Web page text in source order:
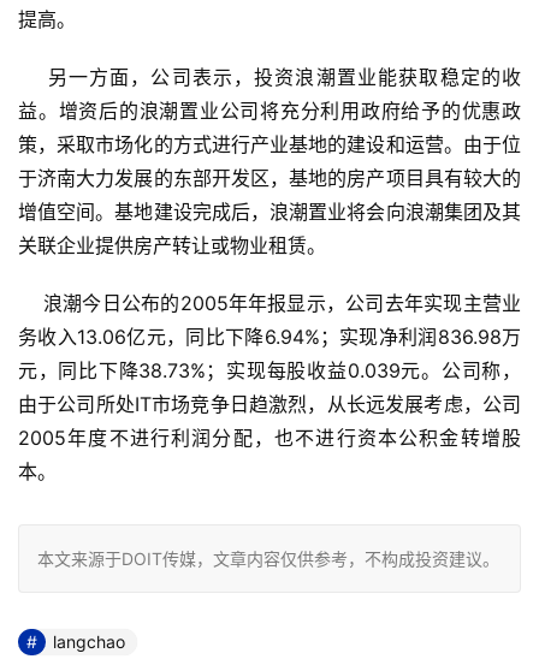
提高。
另一方面，公司表示，投资浪潮置业能获取稳定的收
益。增资后的浪潮置业公司将充分利用政府给予的优惠政
策，采取市场化的方式进行产业基地的建设和运营。由于位
于济南大力发展的东部开发区，基地的房产项目具有较大的
增值空间。基地建设完成后，浪潮置业将会向浪潮集团及其
关联企业提供房产转让或物业租赁。
浪潮今日公布的2005年年报显示，公司去年实现主营业
务收入13.06亿元，同比下降6.94%；实现净利润836.98万
元，同比下降38.73%；实现每股收益0.039元。公司称，
由于公司所处IT市场竞争日趋激烈，从长远发展考虑，公司
2005年度不进行利润分配，也不进行资本公积金转增股
本。
本文来源于DOIT传媒，文章内容仅供参考，不构成投资建议。
langchao